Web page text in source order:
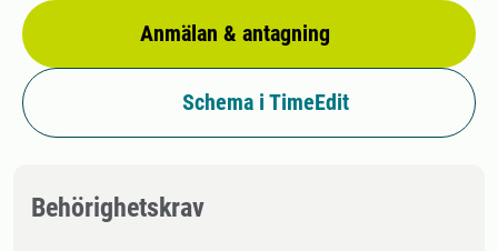
Anmälan & antagning
Schema i TimeEdit
Behörighetskrav